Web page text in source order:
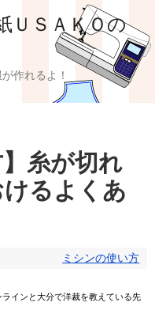
作れるよ！
】糸が切れ
るよくあ
ミシンの使い方
インと大分で洋裁を教えている先